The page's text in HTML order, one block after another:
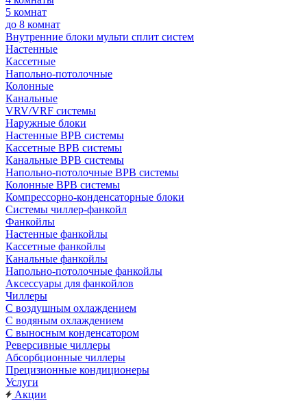
5 комнат
до 8 комнат
Внутренние блоки мульти сплит систем
Настенные
Кассетные
Напольно-потолочные
Колонные
Канальные
VRV/VRF системы
Наружные блоки
Настенные ВРВ системы
Кассетные ВРВ системы
Канальные ВРВ системы
Напольно-потолочные ВРВ системы
Колонные ВРВ системы
Компрессорно-конденсаторные блоки
Системы чиллер-фанкойл
Фанкойлы
Настенные фанкойлы
Кассетные фанкойлы
Канальные фанкойлы
Напольно-потолочные фанкойлы
Аксессуары для фанкойлов
Чиллеры
С воздушным охлаждением
С водяным охлаждением
С выносным конденсатором
Реверсивные чиллеры
Абсорбционные чиллеры
Прецизионные кондиционеры
Услуги
Акции